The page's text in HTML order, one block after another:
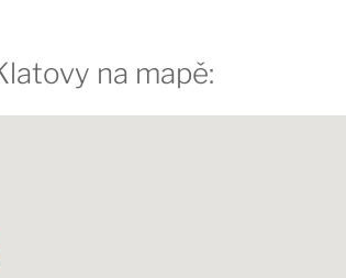
na mapě: